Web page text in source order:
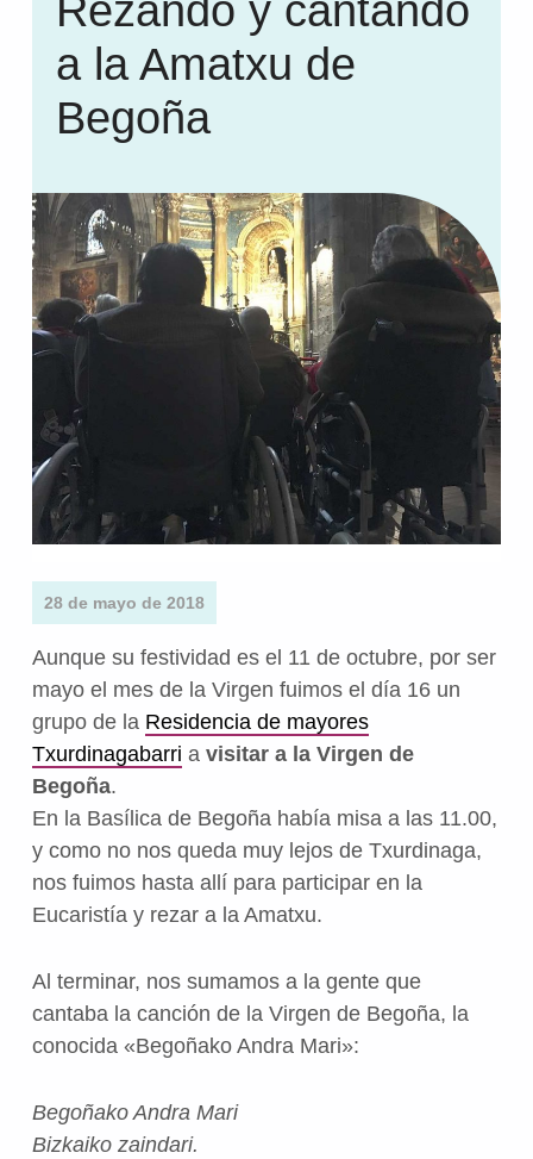
Rezando y cantando
a la Amatxu de
Begoña
28 de mayo de 2018
Aunque su festividad es el 11 de octubre, por ser
mayo el mes de la Virgen fuimos el día 16 un
grupo de la Residencia de mayores
Txurdinagabarri a visitar a la Virgen de
Begoña.
En la Basílica de Begoña había misa a las 11.00,
y como no nos queda muy lejos de Txurdinaga,
nos fuimos hasta allí para participar en la
Eucaristía y rezar a la Amatxu.
Al terminar, nos sumamos a la gente que
cantaba la canción de la Virgen de Begoña, la
conocida «Begoñako Andra Mari»:
Begoñako Andra Mari
Bizkaiko zaindari.